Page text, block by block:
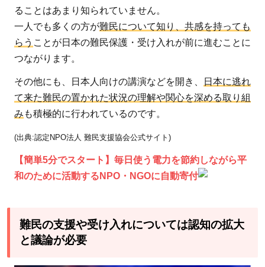
ることはあまり知られていません。
一人でも多くの方が難民について知り、共感を持っても
らう ことが日本の難民保護・受け入れが前に進むことに
つながります。
その他にも、日本人向けの講演などを開き、
日本に逃れ
て来た難民の置かれた状況の理解や関心を深める取り組
み も積極的に行われているのです。
(出典:認定NPO法人 難民支援協会公式サイト)
【簡単5分でスタート】毎日使う電力を節約しながら平
和のために活動するNPO・NGOに自動寄付
難民の支援や受け入れについては認知の拡大
と議論が必要